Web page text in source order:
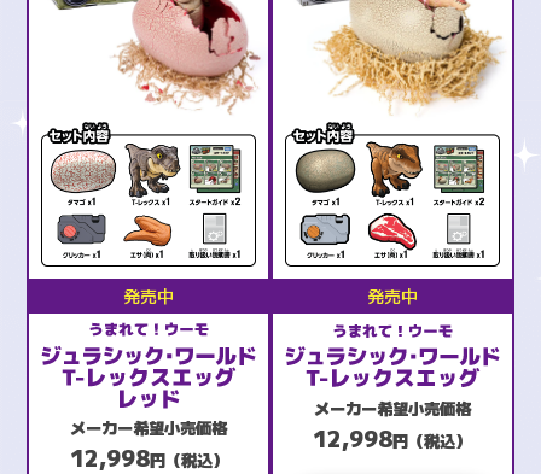
発売中
メーカー希望小売価格
12,998円（税込）
発売中
メーカー希望小売価格
12,998円（税込）